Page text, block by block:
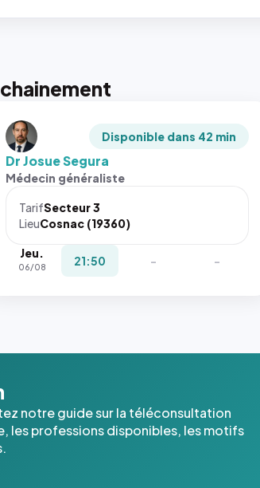
Disponible dans 42 min
Dr Josue Segura
Médecin généraliste
TarifSecteur 3
LieuCosnac (19360)
Jeu.
06/08 21:50 - -
notre guide sur la téléconsultation
les professions disponibles, les motifs